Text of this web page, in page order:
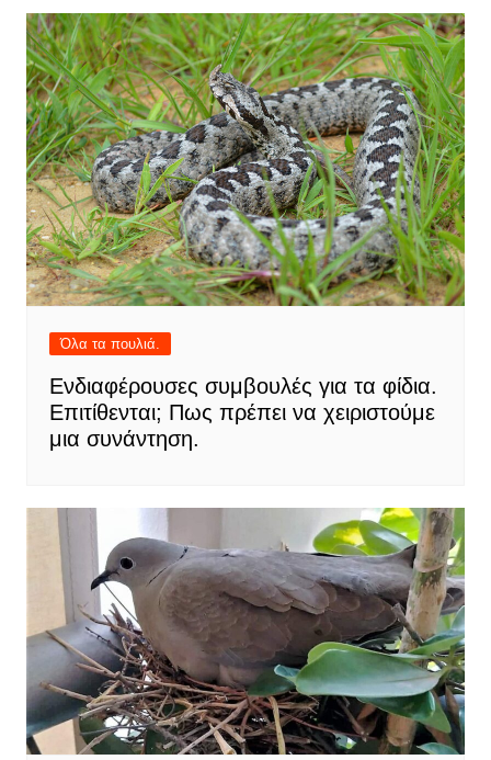
Όλα τα πουλιά.
Ενδιαφέρουσες συμβουλές για τα φίδια.
Επιτίθενται; Πως πρέπει να χειριστούμε
μια συνάντηση.